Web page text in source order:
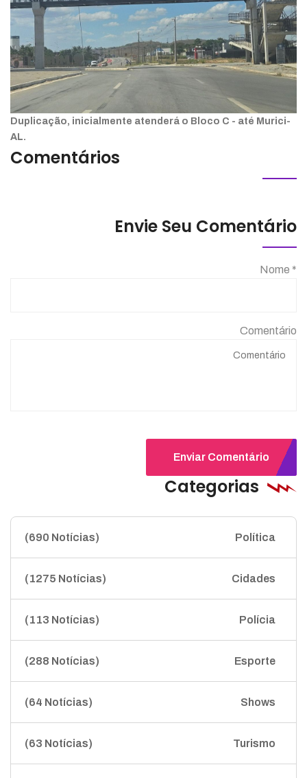
Duplicação, inicialmente atenderá o Bloco C - até Murici-
AL.
Comentários
Envie Seu Comentário
Nome *
Comentário
Enviar Comentário
Categorias
Política
(690 Notícias)
Cidades
(1275 Notícias)
Polícia
(113 Notícias)
Esporte
(288 Notícias)
Shows
(64 Notícias)
Turismo
(63 Notícias)